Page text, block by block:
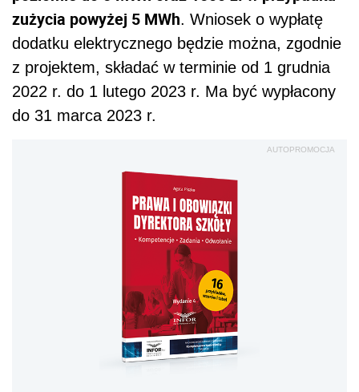
zużycia powyżej 5 MWh. Wniosek o wypłatę
dodatku elektrycznego będzie można, zgodnie
z projektem, składać w terminie od 1 grudnia
2022 r. do 1 lutego 2023 r. Ma być wypłacony
do 31 marca 2023 r.
AUTOPROMOCJA